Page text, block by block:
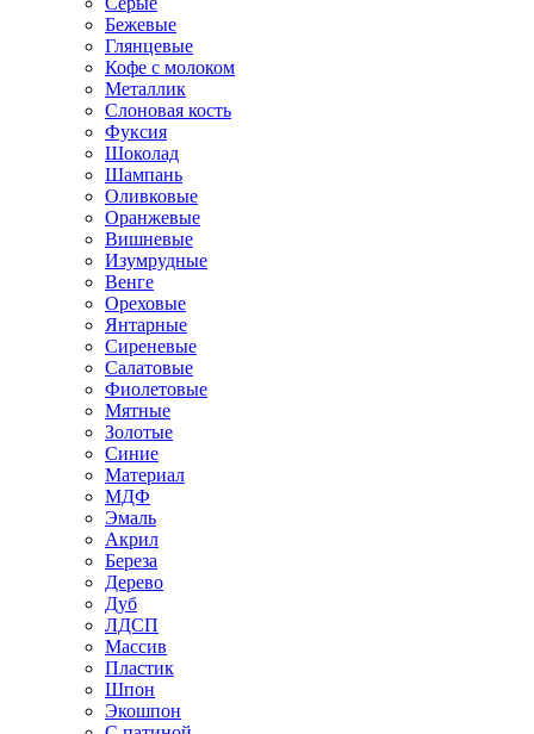
Бежевые
Глянцевые
Кофе с молоком
Металлик
Слоновая кость
Фуксия
Шоколад
Шампань
Оливковые
Оранжевые
Вишневые
Изумрудные
Венге
Ореховые
Янтарные
Сиреневые
Салатовые
Фиолетовые
Мятные
Золотые
Синие
Материал
МДФ
Эмаль
Акрил
Береза
Дерево
Дуб
ЛДСП
Массив
Пластик
Шпон
Экошпон